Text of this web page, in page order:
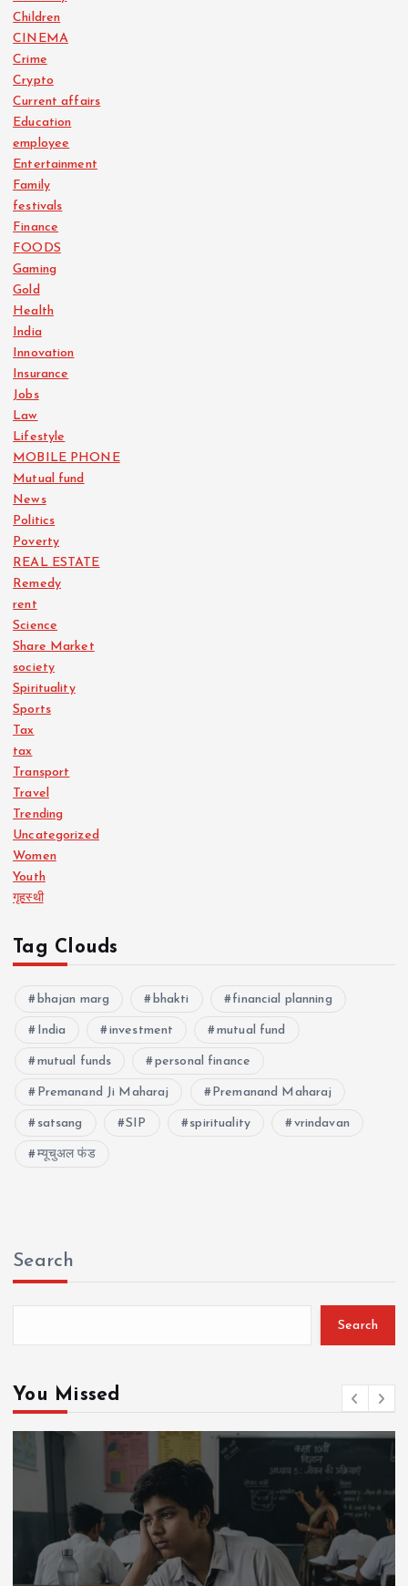
Children
CINEMA
Crime
Crypto
Current affairs
Education
employee
Entertainment
Family
festivals
Finance
FOODS
Gaming
Gold
Health
India
Innovation
Insurance
Jobs
Law
Lifestyle
MOBILE PHONE
Mutual fund
News
Politics
Poverty
REAL ESTATE
Remedy
rent
Science
Share Market
society
Spirituality
Sports
Tax
tax
Transport
Travel
Trending
Uncategorized
Women
Youth
गृहस्थी
Tag Clouds
bhajan marg bhakti financial planning
India investment mutual fund
mutual funds personal finance
Premanand Ji Maharaj Premanand Maharaj
satsang SIP spirituality vrindavan
म्यूचुअल फंड
Search
Search
You Missed